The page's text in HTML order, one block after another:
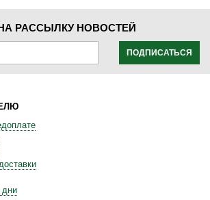
РАССЫЛКУ НОВОСТЕЙ
ПОДПИСАТЬСЯ
дни